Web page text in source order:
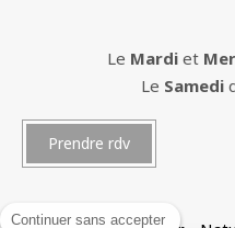
Le Mardi et
Le Samedi
Prendre rdv
Continuer sans accepter